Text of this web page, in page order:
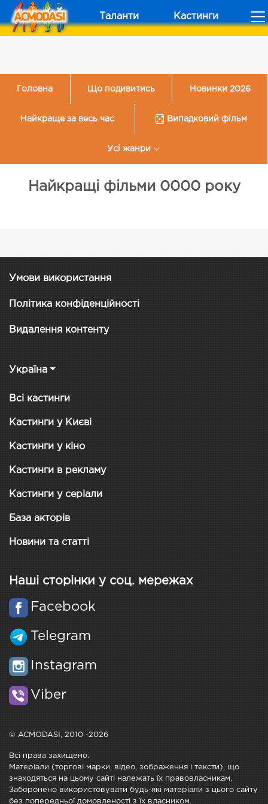
Таланти Кастинги
Головна Що подивитись Новинки 2026
Найкраще за весь час Випадковий фільм
Усі жанри
Найкращі фільми 0000 року
Умови використання
Політика конфіденційності
Видалення контенту
Україна
Всі кастинги
Кастинги у Києві
Кастинги у кіно
Кастинги в рекламу
Кастинги у серіали
База акторів
Новини та статті
Наші сторінки у соц. мережах
Facebook
Telegram
Instagram
Viber
© ACMODASI, 2010 -2026
Всі права захищено.
Матеріали (торгові марки, відео, зображення і тексти), що
знаходяться на цьому сайті належать їх правовласникам.
Заборонено використовувати будь-які матеріали з цього сайту
без попередньої домовленості з їх власником.